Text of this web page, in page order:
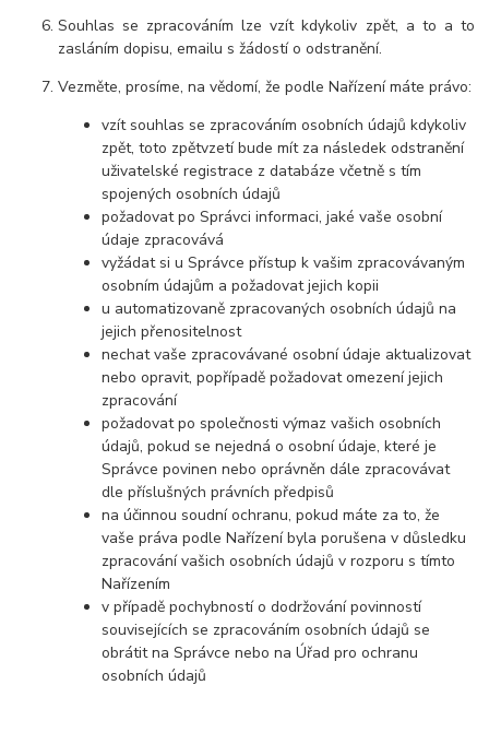
Souhlas se zpracováním lze vzít kdykoliv zpět, a to a to
zasláním dopisu, emailu s žádostí o odstranění.
Vezměte, prosíme, na vědomí, že podle Nařízení máte právo:
vzít souhlas se zpracováním osobních údajů kdykoliv
zpět, toto zpětvzetí bude mít za následekodstranění
uživatelské registrace z databáze včetně s tím
spojených osobních údajů
požadovat po Správci informaci, jaké vaše osobní
údaje zpracovává
vyžádat si u Správce přístup k vašim zpracovávaným
osobním údajům a požadovat jejich kopii
u automatizovaně zpracovaných osobních údajů na
jejich přenositelnost
nechat vaše zpracovávané osobní údaje aktualizovat
nebo opravit, popřípadě požadovat omezení jejich
zpracování
požadovat po společnosti výmaz vašich osobních
údajů, pokud se nejedná o osobní údaje, které je
Správce povinen nebo oprávněn dále zpracovávat
dle příslušných právních předpisů
na účinnou soudní ochranu, pokud máte za to, že
vaše práva podle Nařízení byla porušena v důsledku
zpracování vašich osobních údajů v rozporu s tímto
Nařízením
v případě pochybností o dodržování povinností
souvisejících se zpracováním osobních údajů se
obrátit na Správce nebo na Úřad pro ochranu
osobních údajů